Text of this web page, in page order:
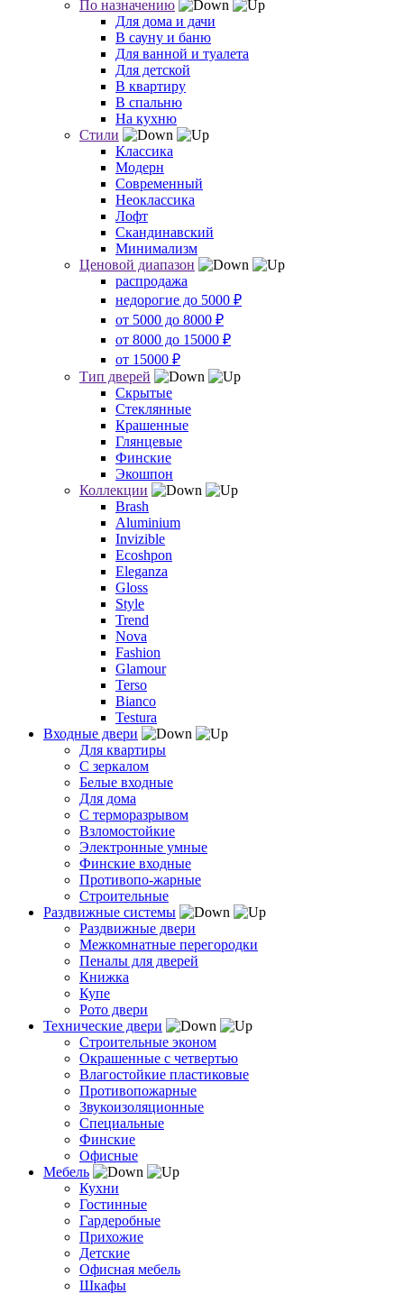
По назначению
Для дома и дачи
В сауну и баню
Для ванной и туалета
Для детской
В квартиру
В спальню
На кухню
Стили
Классика
Модерн
Современный
Неоклассика
Лофт
Скандинавский
Минимализм
Ценовой диапазон
распродажа
недорогие до 5000 ₽
от 5000 до 8000 ₽
от 8000 до 15000 ₽
от 15000 ₽
Тип дверей
Скрытые
Стеклянные
Крашенные
Глянцевые
Финские
Экошпон
Коллекции
Brash
Aluminium
Invizible
Ecoshpon
Eleganza
Gloss
Style
Trend
Nova
Fashion
Glamour
Terso
Bianco
Testura
Входные двери
Для квартиры
С зеркалом
Белые входные
Для дома
С терморазрывом
Взломостойкие
Электронные умные
Финские входные
Противопо-жарные
Строительные
Раздвижные системы
Раздвижные двери
Межкомнатные перегородки
Пеналы для дверей
Книжка
Купе
Рото двери
Технические двери
Строительные эконом
Окрашенные с четвертью
Влагостойкие пластиковые
Противопожарные
Звукоизоляционные
Специальные
Финские
Офисные
Мебель
Кухни
Гостинные
Гардеробные
Прихожие
Детские
Офисная мебель
Шкафы